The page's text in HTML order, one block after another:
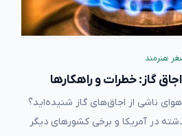
هنرمند
گاز: خطرات و راهکارها
ناشی از اجاق‌های گاز شنیده‌اید؟
در آمریکا و برخی کشورهای دیگر